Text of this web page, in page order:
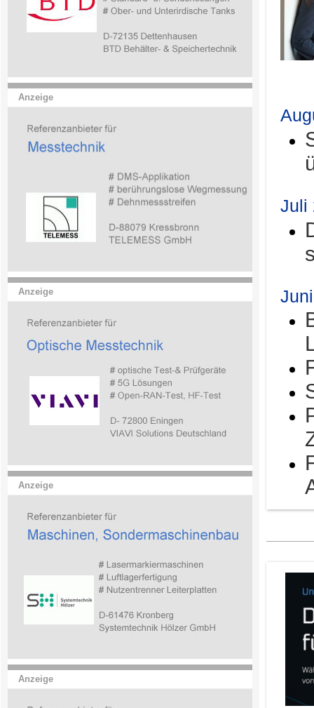
Anzeige
Anzeige
Anzeige
Anzeige
Juli